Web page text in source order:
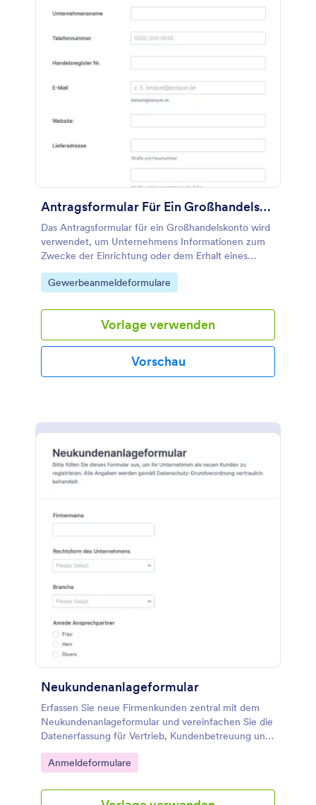
Antragsformular Für Ein Großhandelskonto
Das Antragsformular für ein Großhandelskonto wird
verwendet, um Unternehmens Informationen zum
Zwecke der Einrichtung oder dem Erhalt eines
angemeldeten und geprüften Großhandelskontos
zur Ansicht und Bestellung von
Möglickeit diese Vorlage komplett nach Ihren
WÜnschen anzu passen; fügen Sie Felder hinzu
oder bearbeiten Sie diese je nach Ihrem
Geschäftsmodel. Zusätzlich haben Sie Zugriff auf
die Design-, App- und Widget-Sammlungen von
Go to Category:
Gewerbeanmeldeformulare
Vorlage verwenden
Vorschau
Neukundenanlageformular
Erfassen Sie neue Firmenkunden zentral mit dem
Neukundenanlageformular und vereinfachen Sie die
Datenerfassung für Vertrieb, Kundenbetreuung und
Buchhaltung mit Jotform.
Go to Category:
Anmeldeformulare